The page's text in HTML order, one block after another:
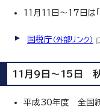
11月11日～17日は「
国税庁 （外部リンク）
11月9日～15日 秋
平成30年度 全国統